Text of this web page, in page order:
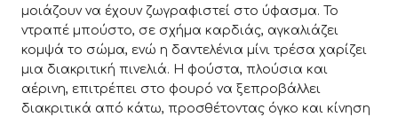
μοιάζουν να έχουν ζωγραφιστεί στο ύφασμα. Το
ντραπέ μπούστο, σε σχήμα καρδιάς, αγκαλιάζει
κομψά το σώμα, ενώ η δαντελένια μίνι τρέσα χαρίζει
μια διακριτική πινελιά. Η φούστα, πλούσια και
αέρινη, επιτρέπει στο φουρό να ξεπροβάλλει
διακριτικά από κάτω, προσθέτοντας όγκο και κίνηση